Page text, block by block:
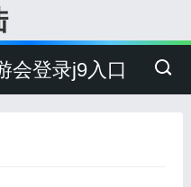
会登录j9入口